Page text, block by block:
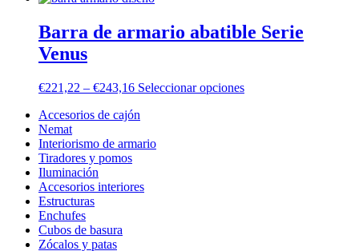
Barra de armario abatible Serie
Venus
€221,22 – €243,16 Seleccionar opciones
Accesorios de cajón
Nemat
Interiorismo de armario
Tiradores y pomos
Iluminación
Accesorios interiores
Estructuras
Enchufes
Cubos de basura
Zócalos y patas